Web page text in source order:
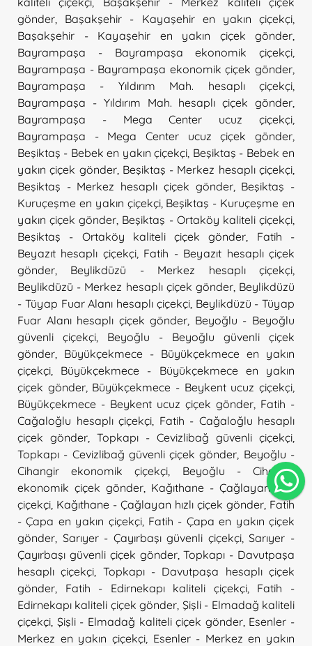
gönder
Başakşehir - Kayaşehir en yakın çiçekçi
Başakşehir - Kayaşehir en yakın çiçek gönder
Bayrampaşa - Bayrampaşa ekonomik çiçekçi
Bayrampaşa - Bayrampaşa ekonomik çiçek gönder
Bayrampaşa - Yıldırım Mah. hesaplı çiçekçi
Bayrampaşa - Yıldırım Mah. hesaplı çiçek gönder
Bayrampaşa - Mega Center ucuz çiçekçi
Bayrampaşa - Mega Center ucuz çiçek gönder
Beşiktaş - Bebek en yakın çiçekçi Beşiktaş - Bebek en
yakın çiçek gönder, Beşiktaş - Merkez hesaplı çiçekçi
Beşiktaş - Merkez hesaplı çiçek gönder, Beşiktaş -
Kuruçeşme en yakın çiçekçi, Beşiktaş - Kuruçeşme en
yakın çiçek gönder Beşiktaş - Ortaköy kaliteli çiçekçi
Beşiktaş - Ortaköy kaliteli çiçek gönder
Fatih -
Beyazıt hesaplı çiçekçi, Fatih - Beyazıt hesaplı çiçek
gönder
Beylikdüzü - Merkez hesaplı çiçekçi
Beylikdüzü - Merkez hesaplı çiçek gönder, Beylikdüzü
- Tüyap Fuar Alanı hesaplı çiçekçi, Beylikdüzü - Tüyap
Fuar Alanı hesaplı çiçek gönder Beyoğlu - Beyoğlu
güvenli çiçekçi
Beyoğlu - Beyoğlu güvenli çiçek
gönder
Büyükçekmece - Büyükçekmece en yakın
çiçekçi
Büyükçekmece - Büyükçekmece en yakın
çiçek gönder, Büyükçekmece - Beykent ucuz çiçekçi
Büyükçekmece - Beykent ucuz çiçek gönder Fatih -
Cağaloğlu hesaplı çiçekçi Fatih - Cağaloğlu hesaplı
çiçek gönder
Topkapı - Cevizlibağ güvenli çiçekçi
Topkapı - Cevizlibağ güvenli çiçek gönder Beyoğlu -
Cihangir ekonomik çiçekçi
Beyoğlu - Cihangir
ekonomik çiçek gönder Kağıthane - Çağlayan hızlı
çiçekçi Kağıthane - Çağlayan hızlı çiçek gönder Fatih
- Çapa en yakın çiçekçi, Fatih - Çapa en yakın çiçek
gönder Sarıyer - Çayırbaşı güvenli çiçekçi,Sarıyer -
Çayırbaşı güvenli çiçek gönder,Topkapı - Davutpaşa
hesaplı çiçekçi
Topkapı - Davutpaşa hesaplı çiçek
gönder
Fatih - Edirnekapı kaliteli çiçekçi, Fatih -
Edirnekapı kaliteli çiçek gönder Şişli - Elmadağ kaliteli
çiçekçi Şişli - Elmadağ kaliteli çiçek gönder, Esenler -
Merkez en yakın çiçekçi, Esenler - Merkez en yakın